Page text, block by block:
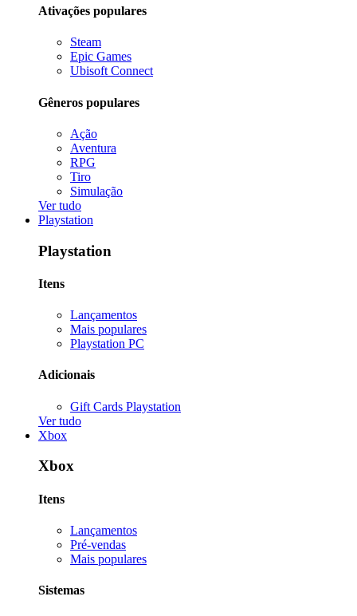
Ativações populares
Steam
Epic Games
Ubisoft Connect
Gêneros populares
Ação
Aventura
RPG
Tiro
Simulação
Ver tudo
Playstation
Playstation
Itens
Lançamentos
Mais populares
Playstation PC
Adicionais
Gift Cards Playstation
Ver tudo
Xbox
Xbox
Itens
Lançamentos
Pré-vendas
Mais populares
Sistemas